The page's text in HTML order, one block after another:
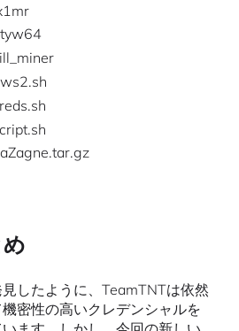
したように、TeamTNTは依然
機密性の高いクレデンシャルを